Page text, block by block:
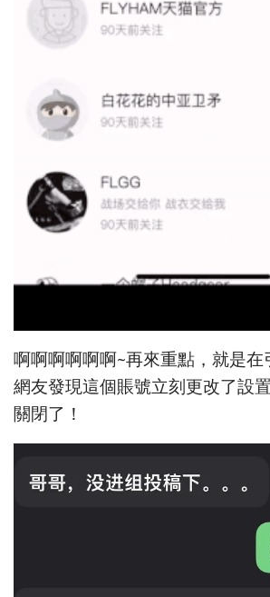
啊啊啊啊啊啊~再來重點，就是在
網友發現這個賬號立刻更改了設
關閉了！